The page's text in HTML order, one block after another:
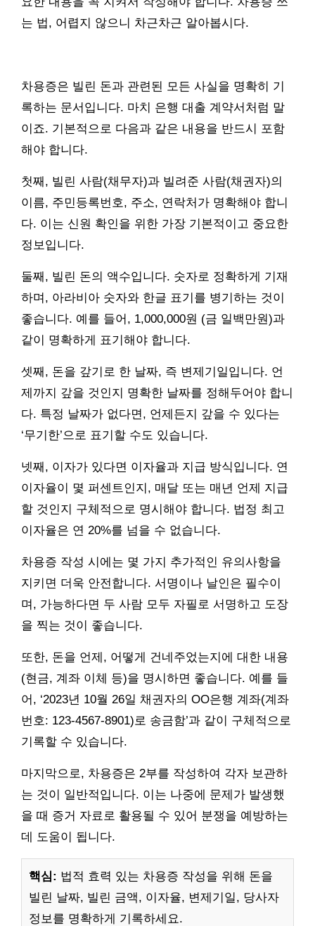
는 법, 어렵지 않으니 차근차근 알아봅시다.
차용증은 빌린 돈과 관련된 모든 사실을 명확히 기
록하는 문서입니다. 마치 은행 대출 계약서처럼 말
이죠. 기본적으로 다음과 같은 내용을 반드시 포함
해야 합니다.
첫째, 빌린 사람(채무자)과 빌려준 사람(채권자)의
이름, 주민등록번호, 주소, 연락처가 명확해야 합니
다. 이는 신원 확인을 위한 가장 기본적이고 중요한
정보입니다.
둘째, 빌린 돈의 액수입니다. 숫자로 정확하게 기재
하며, 아라비아 숫자와 한글 표기를 병기하는 것이
좋습니다. 예를 들어, 1,000,000원 (금 일백만원)과
같이 명확하게 표기해야 합니다.
셋째, 돈을 갚기로 한 날짜, 즉 변제기일입니다. 언
제까지 갚을 것인지 명확한 날짜를 정해두어야 합니
다. 특정 날짜가 없다면, 언제든지 갚을 수 있다는
‘무기한’으로 표기할 수도 있습니다.
넷째, 이자가 있다면 이자율과 지급 방식입니다. 연
이자율이 몇 퍼센트인지, 매달 또는 매년 언제 지급
할 것인지 구체적으로 명시해야 합니다. 법정 최고
이자율은 연 20%를 넘을 수 없습니다.
차용증 작성 시에는 몇 가지 추가적인 유의사항을
지키면 더욱 안전합니다. 서명이나 날인은 필수이
며, 가능하다면 두 사람 모두 자필로 서명하고 도장
을 찍는 것이 좋습니다.
또한, 돈을 언제, 어떻게 건네주었는지에 대한 내용
(현금, 계좌 이체 등)을 명시하면 좋습니다. 예를 들
어, ‘2023년 10월 26일 채권자의 OO은행 계좌(계좌
번호: 123-4567-8901)로 송금함’과 같이 구체적으로
기록할 수 있습니다.
마지막으로, 차용증은 2부를 작성하여 각자 보관하
는 것이 일반적입니다. 이는 나중에 문제가 발생했
을 때 증거 자료로 활용될 수 있어 분쟁을 예방하는
데 도움이 됩니다.
핵심: 법적 효력 있는 차용증 작성을 위해 돈을
빌린 날짜, 빌린 금액, 이자율, 변제기일, 당사자
정보를 명확하게 기록하세요.